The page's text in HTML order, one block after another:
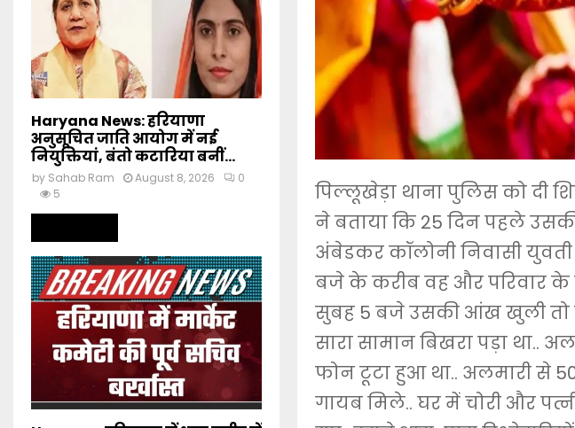
पिल्लूखेड़ा थाना पुलिस को दी
ने बताया कि 25 दिन पहले
अंबेडकर कॉलोनी निवासी युवती
बजे के करीब वह और परिवार के
सुबह 5 बजे उसकी आंख खुली तो
सारा सामान बिखरा पड़ा था..
फोन टूटा हुआ था.. अलमारी से
गायब मिले.. घर में चोरी और
Haryana News: हरियाणा
अनुसूचित जाति आयोग में नई
नियुक्तियां, बंतो कटारिया बनीं...
by Sahab Ram August 8, 2026
0
5